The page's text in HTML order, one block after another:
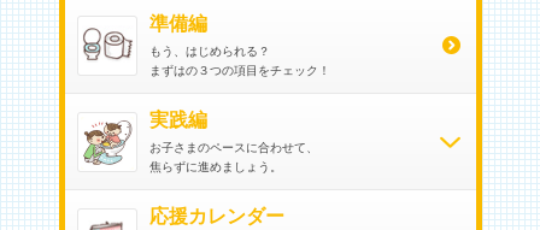
準備編
もう、はじめられる？
まずはの３つの項目をチェック！
実践編
お子さまのペースに合わせて、
焦らずに進めましょう。
応援カレンダー